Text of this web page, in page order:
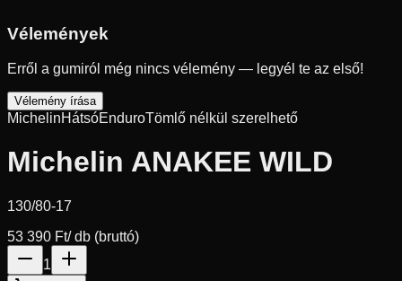
Vélemények
Erről a gumiról még nincs vélemény — legyél te az első!
Vélemény írása
MichelinHátsóEnduroTömlő nélkül szerelhető
Michelin ANAKEE WILD
130/80-17
53 390 Ft/ db (bruttó)
1